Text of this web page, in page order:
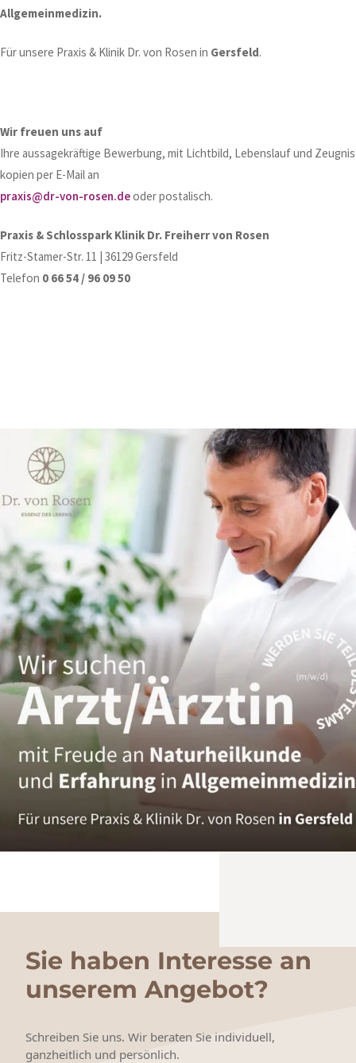
Allgemeinmedizin.
Für unsere Praxis & Klinik Dr. von Rosen in Gersfeld.
Wir freuen uns auf
Ihre aussagekräftige Bewerbung, mit Lichtbild, Lebenslauf und
kopien per E-Mail an
praxis@dr-von-rosen.deoder postalisch.
Praxis & Schlosspark Klinik Dr. Freiherr von Rosen
Fritz-Stamer-Str. 11 | 36129 Gersfeld
Telefon 0 66 54 / 96 09 50
Sie haben Interesse an
unserem Angebot?
Schreiben Sie uns. Wir beraten Sie individuell,
ganzheitlich und persönlich.